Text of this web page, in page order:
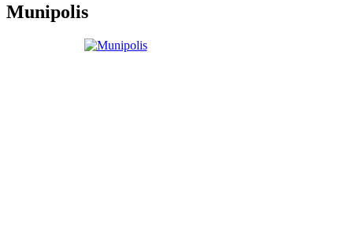
Munipolis